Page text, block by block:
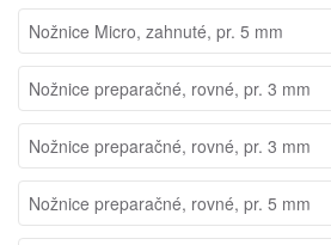
Nožnice Micro, zahnuté, pr. 5 mm
Nožnice preparačné, rovné, pr. 3 mm
Nožnice preparačné, rovné, pr. 3 mm
Nožnice preparačné, rovné, pr. 5 mm